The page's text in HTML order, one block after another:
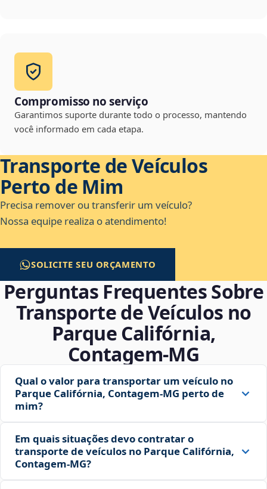
Compromisso no serviço
Garantimos suporte durante todo o processo, mantendo
você informado em cada etapa.
Transporte de Veículos
Perto de Mim
Precisa remover ou transferir um veículo?
Nossa equipe realiza o atendimento!
SOLICITE SEU ORÇAMENTO
Perguntas Frequentes Sobre
Transporte de Veículos no
Parque Califórnia,
Contagem‑MG
Qual o valor para transportar um veículo no
Parque Califórnia, Contagem‑MG perto de
mim?
Em quais situações devo contratar o
transporte de veículos no Parque Califórnia,
Contagem‑MG?